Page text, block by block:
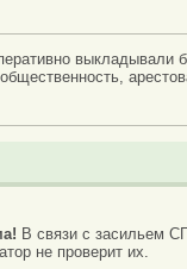
выкладывали
В связи с засильем
не проверит их.